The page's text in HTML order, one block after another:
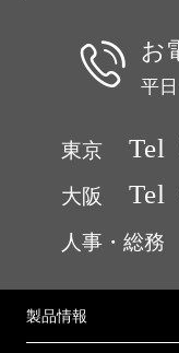
お
平
東京 Tel
大阪 Tel
人事・総務
製品情報